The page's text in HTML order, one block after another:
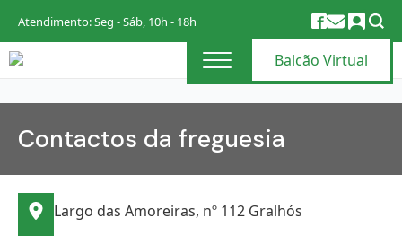
Atendimento: Seg - Sáb, 10h - 18h
Balcão Virtual
Contactos da freguesia
Largo das Amoreiras, nº 112 Gralhós